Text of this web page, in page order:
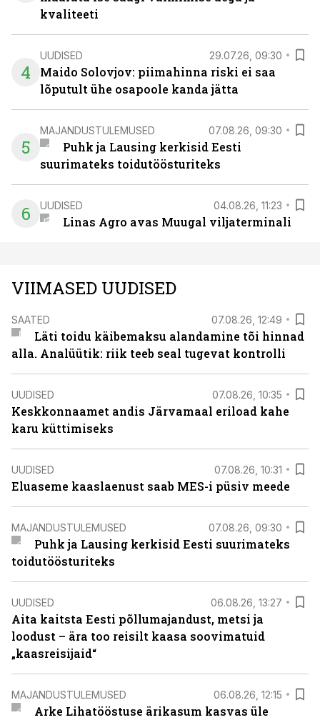
kvaliteeti
4
UUDISED 29.07.26, 09:30
Maido Solovjov: piimahinna riski ei saa
lõputult ühe osapoole kanda jätta
5
MAJANDUSTULEMUSED 07.08.26, 09:30
Puhk ja Lausing kerkisid Eesti
suurimateks toidutöösturiteks
6 UUDISED 04.08.26, 11:23
Linas Agro avas Muugal viljaterminali
VIIMASED UUDISED
SAATED 07.08.26, 12:49
Läti toidu käibemaksu alandamine tõi hinnad
alla. Analüütik: riik teeb seal tugevat kontrolli
UUDISED 07.08.26, 10:35
Keskkonnaamet andis Järvamaal eriload kahe
karu küttimiseks
UUDISED 07.08.26, 10:31
Eluaseme kaaslaenust saab MES-i püsiv meede
MAJANDUSTULEMUSED 07.08.26, 09:30
Puhk ja Lausing kerkisid Eesti suurimateks
toidutöösturiteks
UUDISED 06.08.26, 13:27
Aita kaitsta Eesti põllumajandust, metsi ja
loodust – ära too reisilt kaasa soovimatuid
„kaasreisijaid“
MAJANDUSTULEMUSED 06.08.26, 12:15
Arke Lihatööstuse ärikasum kasvas üle